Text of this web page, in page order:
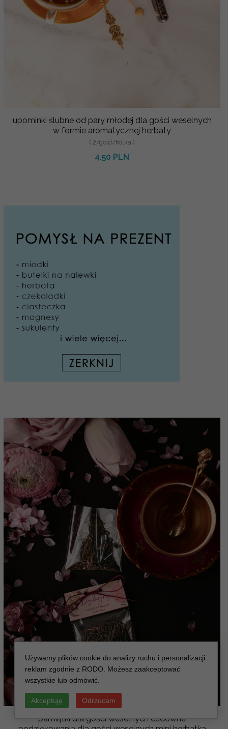
upominki ślubne od pary młodej dla gości weselnych
w formie aromatycznej herbaty
( 2/gold/fiolka )
4.50 PLN
pamiątki dla gości weselnych cudowne
Używamy plików cookie do analizy ruchu i personalizacji
reklam zgodnie z RODO. Możesz zaakceptować
wszystkie lub odmówić.
Akceptuję Odrzucam